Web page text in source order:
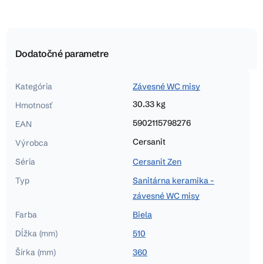
Dodatočné parametre
Kategória
Závesné WC misy
Hmotnosť
30.33 kg
EAN
5902115798276
Výrobca
Cersanit
Séria
Cersanit Zen
Typ
Sanitárna keramika -
závesné WC misy
Farba
Biela
Dĺžka (mm)
510
Šírka (mm)
360